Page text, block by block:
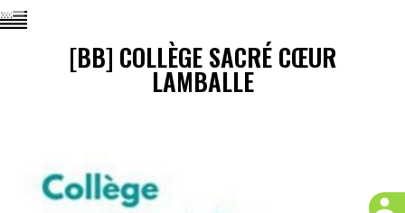
[BB] COLLÈGE SACRÉ CŒUR
LAMBALLE